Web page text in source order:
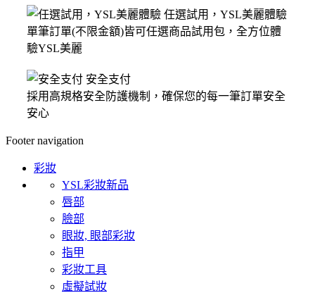
任選試用，YSL美麗體驗
單筆訂單(不限金額)皆可任選商品試用包，全方位體
驗YSL美麗
安全支付
採用高規格安全防護機制，確保您的每一筆訂單安全
安心
Footer navigation
彩妝
YSL彩妝新品
唇部
臉部
眼妝, 眼部彩妝
指甲
彩妝工具
虛擬試妝